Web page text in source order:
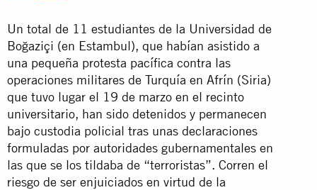
Un total de 11 estudiantes de la Universidad de
Boğaziçi (en Estambul), que habían asistido a
una pequeña protesta pacífica contra las
operaciones militares de Turquía en Afrín (Siria)
que tuvo lugar el 19 de marzo en el recinto
universitario, han sido detenidos y permanecen
bajo custodia policial tras unas declaraciones
formuladas por autoridades gubernamentales en
las que se los tildaba de “terroristas”. Corren el
riesgo de ser enjuiciados en virtud de la